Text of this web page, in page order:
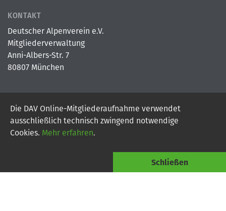
Die DAV Online-Mitgliederaufnahme verwendet
ausschließlich technisch zwingend notwendige
Cookies. Mehr erfahren.
Schließen
KONTAKT
Deutscher Alpenverein e.V.
Mitgliederverwaltung
Anni-Albers-Str. 7
80807 München
© 2026Deutscher Alpenverein e.V.
Powered By Digital Vantage Point